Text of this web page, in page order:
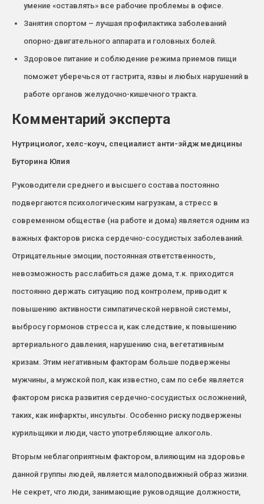
умение «оставлять» все рабочие проблемы в офисе.
Занятия спортом – лучшая профилактика заболеваний
опорно-двигательного аппарата и головных болей.
Здоровое питание и соблюдение режима приемов пищи
поможет уберечься от гастрита, язвы и любых нарушений в
работе органов желудочно-кишечного тракта.
Комментарий эксперта
Нутрициолог, хелс-коуч, специалист анти-эйдж медицины
Буторина Юлия
Руководители среднего и высшего состава постоянно
подвергаются психологическим нагрузкам, а стресс в
современном обществе (на работе и дома) является одним из
важных факторов риска сердечно-сосудистых заболеваний.
Отрицательные эмоции, постоянная ответственность,
невозможность расслабиться даже дома, т.к. приходится
постоянно держать ситуацию под контролем, приводит к
повышению активности симпатической нервной системы,
выбросу гормонов стресса и, как следствие, к повышению
артериального давления, нарушению сна, вегетативным
кризам. Этим негативным факторам больше подвержены
мужчины, а мужской пол, как известно, сам по себе является
фактором риска развития сердечно-сосудистых осложнений,
таких, как инфаркты, инсульты. Особенно риску подвержены
курильщики и люди, часто употребляющие алкоголь.
Вторым неблагоприятным фактором, влияющим на здоровье
данной группы людей, является малоподвижный образ жизни.
Не секрет, что люди, занимающие руководящие должности,